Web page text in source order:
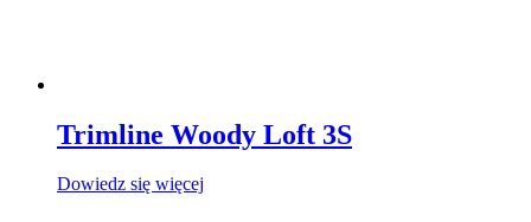
Trimline Woody Loft 3S
Dowiedz się więcej